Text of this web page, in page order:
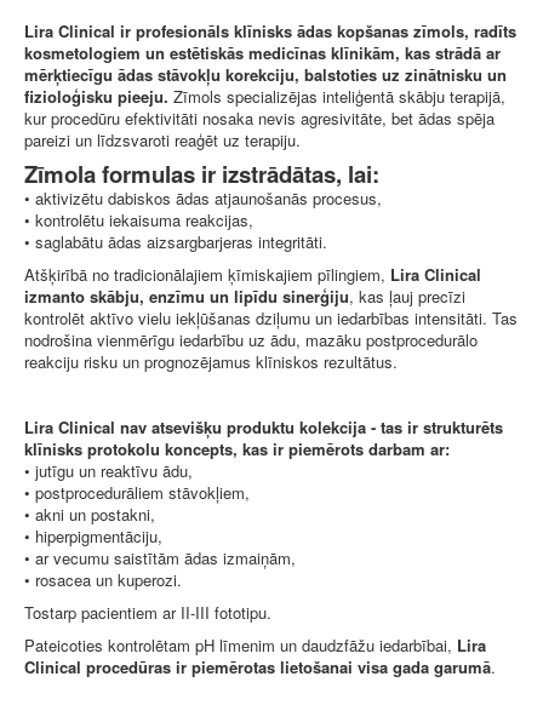
Lira Clinical ir profesionāls klīnisks ādas kopšanas zīmols, radīts
kosmetologiem un estētiskās medicīnas klīnikām, kas strādā ar
mērķtiecīgu ādas stāvokļu korekciju, balstoties uz zinātnisku un
fizioloģisku pieeju. Zīmols specializējas inteliģentā skābju terapijā,
kur procedūru efektivitāti nosaka nevis agresivitāte, bet ādas spēja
pareizi un līdzsvaroti reaģēt uz terapiju.
Zīmola formulas ir izstrādātas, lai:
• aktivizētu dabiskos ādas atjaunošanās procesus,
• kontrolētu iekaisuma reakcijas,
• saglabātu ādas aizsargbarjeras integritāti.
Atšķirībā no tradicionālajiem ķīmiskajiem pīlingiem, Lira Clinical
izmanto skābju, enzīmu un lipīdu sinerģiju, kas ļauj precīzi
kontrolēt aktīvo vielu iekļūšanas dziļumu un iedarbības intensitāti. Tas
nodrošina vienmērīgu iedarbību uz ādu, mazāku postprocedurālo
reakciju risku un prognozējamus klīniskos rezultātus.
Lira Clinical nav atsevišķu produktu kolekcija - tas ir strukturēts
klīnisks protokolu koncepts, kas ir piemērots darbam ar:
• jutīgu un reaktīvu ādu,
• postprocedurāliem stāvokļiem,
• akni un postakni,
• hiperpigmentāciju,
• ar vecumu saistītām ādas izmaiņām,
• rosacea un kuperozi.
Tostarp pacientiem ar II-III fototipu.
Pateicoties kontrolētam pH līmenim un daudzfāžu iedarbībai, Lira
Clinical procedūras ir piemērotas lietošanai visa gada garumā.